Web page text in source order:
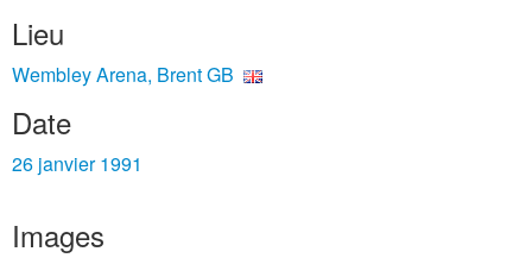
Lieu
Wembley Arena, Brent GB
Date
26 janvier 1991
Images